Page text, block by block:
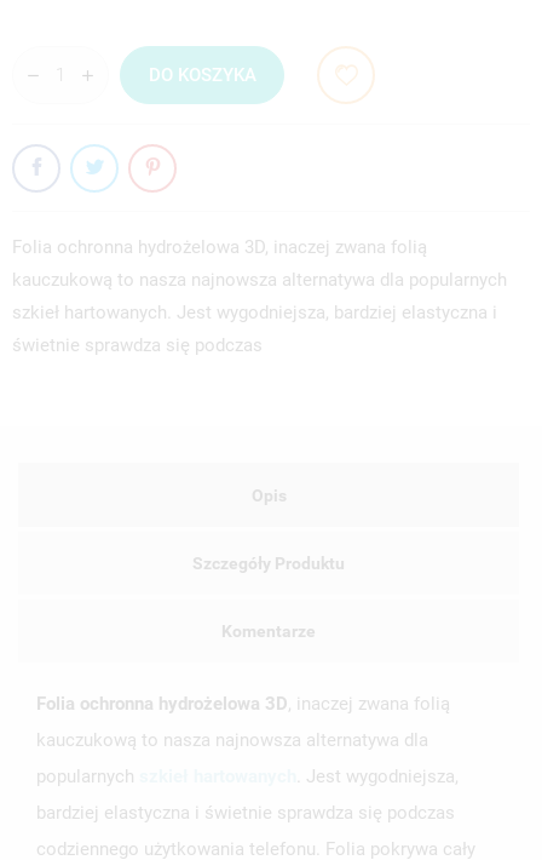
DO KOSZYKA
Folia ochronna hydrożelowa 3D, inaczej zwana folią
kauczukową to nasza najnowsza alternatywa dla popularnych
szkieł hartowanych. Jest wygodniejsza, bardziej elastyczna i
świetnie sprawdza się podczas
Opis
Szczegóły Produktu
Komentarze
Folia ochronna hydrożelowa 3D, inaczej zwana folią
kauczukową to nasza najnowsza alternatywa dla
popularnych
. Jest wygodniejsza,
bardziej elastyczna i świetnie sprawdza się podczas
codziennego użytkowania telefonu. Folia pokrywa cały